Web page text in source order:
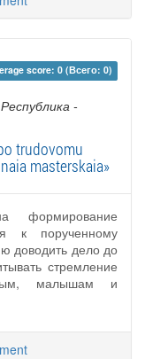
score: 0 (Всего: 0)
-
trudovomu
masterskaia»
формирование
к порученному
доводить дело до
стремление
малышам и